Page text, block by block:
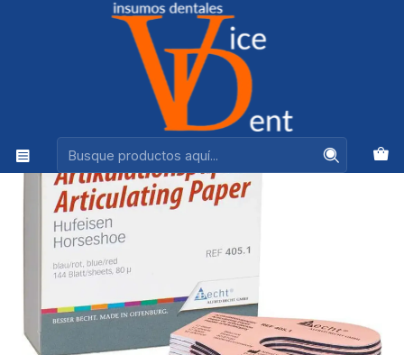
Ventas +56944575313
ADHESION Y RESTAURACION
PAPEL ARTICULAR HERRADURA BECHT